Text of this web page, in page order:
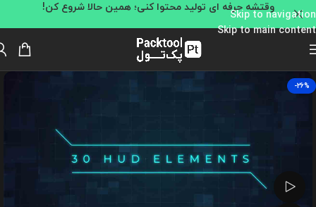
Skip to navigation
Skip to main content
وقتشه حرفه ای تولید محتوا کنی؛ همین حالا شروع کن!
-26%
تماشای ویدئو